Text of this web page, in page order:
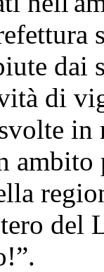
dai
di
in
del